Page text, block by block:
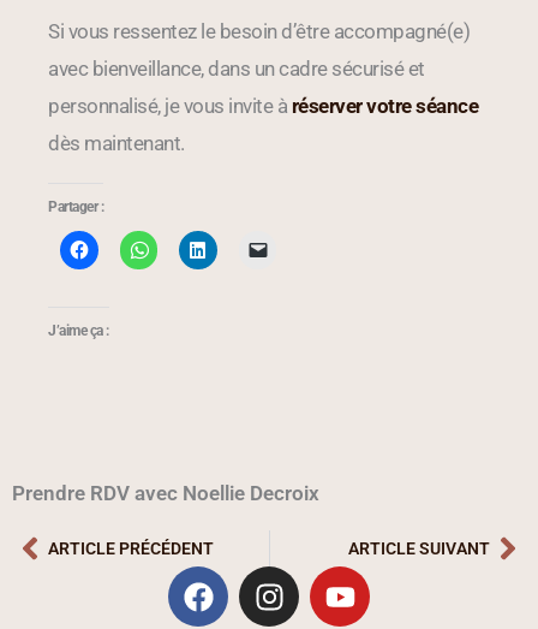
Si vous ressentez le besoin d’être accompagné(e)
avec bienveillance, dans un cadre sécurisé et
personnalisé, je vous invite à réserver votre séance
dès maintenant.
Partager :
J’aime ça :
Prendre RDV avec Noellie Decroix
Précédent
ARTICLE PRÉCÉDENT ARTICLE SUIVANT
F
a
I
n
Y
o